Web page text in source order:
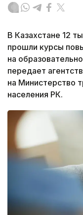
В Казахстане 12
прошли курсы
на
передает
на Министерство
населения РК.